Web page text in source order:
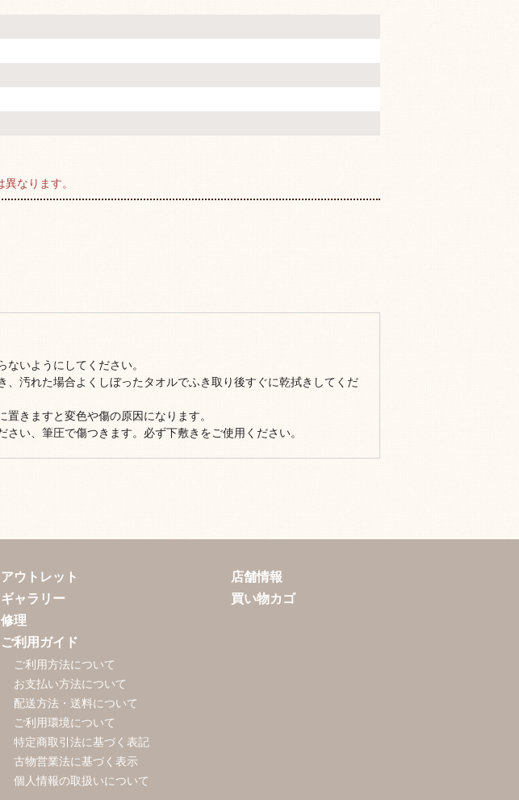
なります。
いようにしてください。
、汚れた場合よくしぼったタオルでふき取り後すぐに乾拭きしてくだ
きますと変色や傷の原因になります。
い、筆圧で傷つきます。必ず下敷きをご使用ください。
アウトレット
ギャラリー
修理
ご利用ガイド
ご利用方法について
お支払い方法について
配送方法・送料について
ご利用環境について
特定商取引法に基づく表記
古物営業法に基づく表示
個人情報の取扱いについて
店舗情報
買い物カゴ